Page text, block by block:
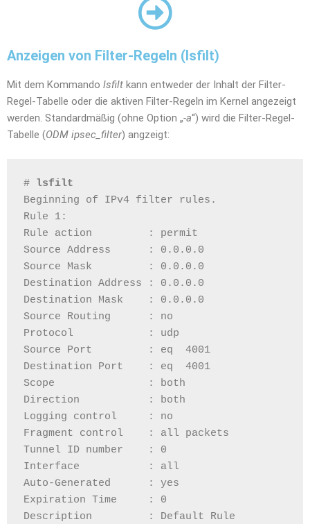
Anzeigen von Filter-Regeln (lsfilt)
Mit dem Kommando lsfilt kann entweder der Inhalt der Filter-
Regel-Tabelle oder die aktiven Filter-Regeln im Kernel angezeigt
werden. Standardmäßig (ohne Option „-a“) wird die Filter-Regel-
Tabelle (ODM ipsec_filter) angzeigt:
#
lsfilt
Beginning of IPv4 filter rules.
Rule 1:
Rule action         : permit
Source Address      : 0.0.0.0
Source Mask         : 0.0.0.0
Destination Address : 0.0.0.0
Destination Mask    : 0.0.0.0
Source Routing      : no
Protocol            : udp
Source Port         : eq  4001
Destination Port    : eq  4001
Scope               : both
Direction           : both
Logging control     : no
Fragment control    : all packets
Tunnel ID number    : 0
Interface           : all
Auto-Generated      : yes
Expiration Time     : 0
Description         : Default Rule